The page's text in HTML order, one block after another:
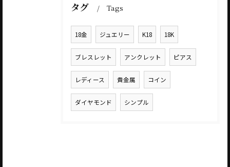
タグ Tags
18金 ジュエリー K18 18K
ブレスレット アンクレット ピアス
レディース 貴金属 コイン
ダイヤモンド シンプル